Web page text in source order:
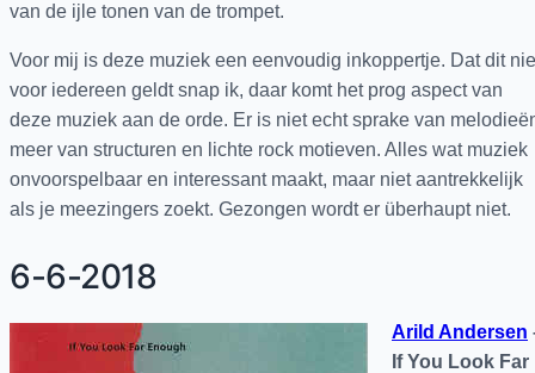
van de ijle tonen van de trompet.
Voor mij is deze muziek een eenvoudig inkoppertje. Dat dit
voor iedereen geldt snap ik, daar komt het prog aspect van
deze muziek aan de orde. Er is niet echt sprake van
meer van structuren en lichte rock motieven. Alles wat muziek
onvoorspelbaar en interessant maakt, maar niet aantrekkelijk
als je meezingers zoekt. Gezongen wordt er überhaupt niet.
6-6-2018
Arild Andersen
If You Look Far